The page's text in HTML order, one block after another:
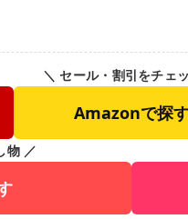
＼ セール・割引をチェ
Amazonで探
物 ／